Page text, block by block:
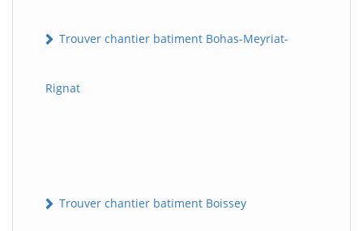
Trouver chantier batiment Bohas-Meyriat-
Rignat
Trouver chantier batiment Boissey